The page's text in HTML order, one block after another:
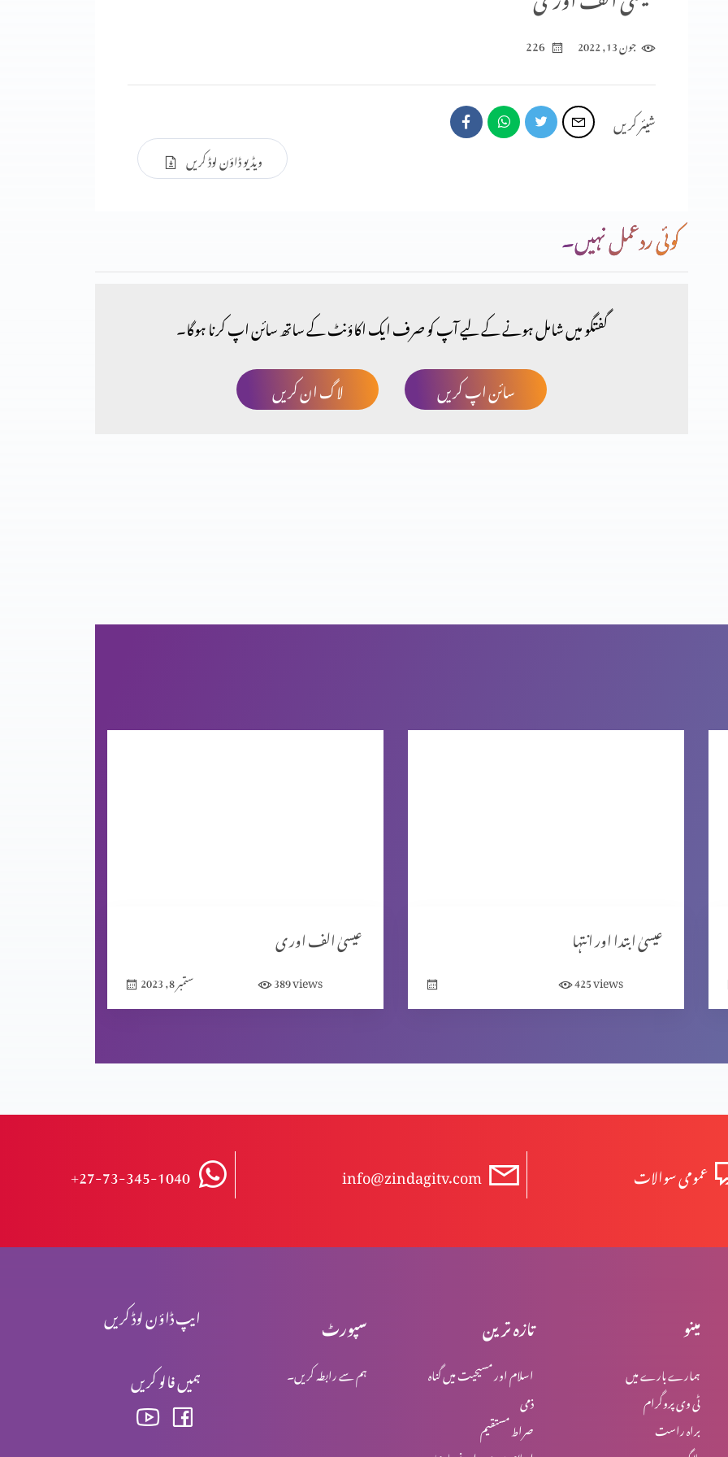
جون 13, 2022 226
شیئر کریں
ویڈیو ڈاؤن لوڈ کریں
کوئی ردعمل نہیں۔
گفتگو میں شامل ہونے کے لیے آپ کو صرف ایک اکاؤنٹ کے ساتھ سائن اپ کرنا ہوگا۔
لاگ ان کریں
سائن اپ کریں
عیسیٰ الف اور ی
ستمبر 8, 2023 389views
عیسیٰ ابتدا اور انتہا
425views
+27-73-345-1040 info@zindagitv.com عمومی سوالات
ایپ ڈاؤن لوڈ کریں
ہمیں فالو کریں
سپورٹ
ہم سے رابطہ کریں۔
تازہ ترین
اسلام اور مسیحیت میں گناہ
ذمی
صراط مستقیم
مینو
ہمارے بارے میں
ٹی وی پروگرام
براہ راست